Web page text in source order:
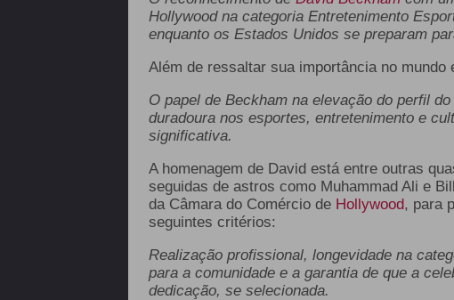
Hollywood na categoria Entretenimento
enquanto os Estados Unidos se preparam
Além de ressaltar sua importância no mundo
O papel de Beckham na elevação do perfil
duradoura nos esportes, entretenimento e
significativa.
A homenagem de David está entre outras
seguidas de astros como Muhammad Ali e
da Câmara do Comércio de Hollywood, para
seguintes critérios:
Realização profissional, longevidade na
para a comunidade e a garantia de que a
dedicação, se selecionada.